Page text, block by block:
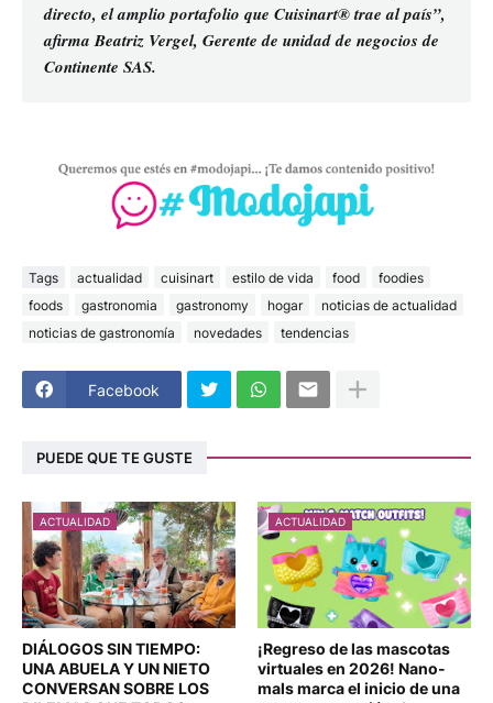
directo, el amplio portafolio que Cuisinart® trae al país”,
afirma Beatriz Vergel, Gerente de unidad de negocios de
Continente SAS.
Tags actualidad cuisinart estilo de vida food
foodies
foods
gastronomia gastronomy hogar
noticias de actualidad
noticias de gastronomía
novedades tendencias
Facebook
PUEDE QUE TE GUSTE
ACTUALIDAD
DIÁLOGOS SIN TIEMPO:
UNA ABUELA Y UN NIETO
CONVERSAN SOBRE LOS
ACTUALIDAD
¡Regreso de las mascotas
virtuales en 2026! Nano-
mals marca el inicio de una